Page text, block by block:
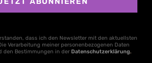
dass ich den Newsletter mit den aktuellsten
Verarbeitung meiner personenbezogenen Daten
den Bestimmungen in der Datenschutzerklärung.